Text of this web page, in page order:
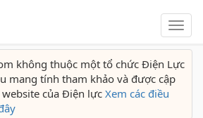
Lịch
cắt
không thuộc một tổ chức Điện Lực
mang tính tham khảo và được cập
của Điện lực Xem các điều